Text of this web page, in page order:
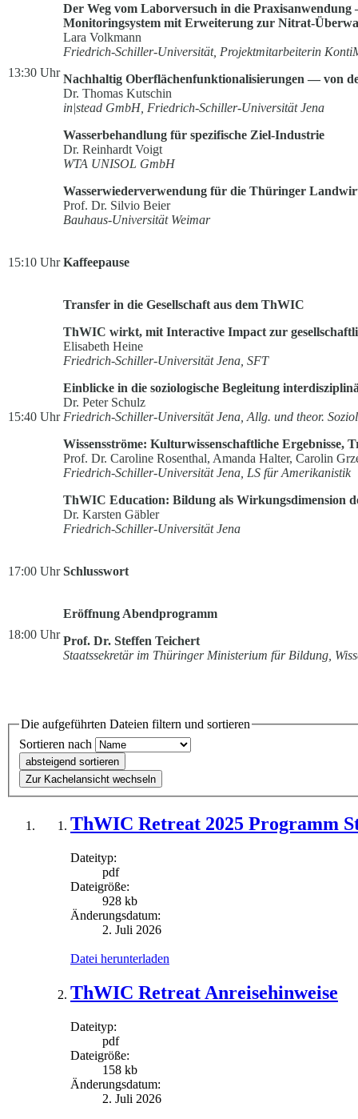
13:30 Uhr
Der Weg vom Laborversuch in die
Monitoringsystem mit Erweiterung zur Nitrat-
Lara Volkmann
Friedrich-Schiller-Universität, Projektmitarbeiterin
Nachhaltig Oberflächenfunktionalisierungen — von
Dr. Thomas Kutschin
in|stead GmbH, Friedrich-Schiller-Universität Jena
Wasserbehandlung für spezifische Ziel-Industrie
Dr. Reinhardt Voigt
WTA UNISOL GmbH
Wasserwiederverwendung für die Thüringer
Prof. Dr. Silvio Beier
Bauhaus-Universität Weimar
15:10 Uhr Kaffeepause
15:40 Uhr
Transfer in die Gesellschaft aus dem ThWIC
ThWIC wirkt, mit Interactive Impact zur
Elisabeth Heine
Friedrich-Schiller-Universität Jena, SFT
Einblicke in die soziologische Begleitung
Dr. Peter Schulz
Friedrich-Schiller-Universität Jena, Allg. und theor.
Wissensströme: Kulturwissenschaftliche Ergebnisse,
Prof. Dr. Caroline Rosenthal, Amanda Halter, Carolin
Friedrich-Schiller-Universität Jena, LS für Amerikanistik
ThWIC Education: Bildung als Wirkungsdimension
Dr. Karsten Gäbler
Friedrich-Schiller-Universität Jena
17:00 Uhr Schlusswort
18:00 Uhr
Eröffnung Abendprogramm
Prof. Dr. Steffen Teichert
Staatssekretär im Thüringer Ministerium für Bildung,
Die aufgeführten Dateien filtern und sortieren
Sortieren nach
absteigend sortieren
Zur Kachelansicht wechseln
ThWIC Retreat 2025 Programm
Dateityp:
pdf
Dateigröße:
928 kb
Änderungsdatum:
2. Juli 2026
Datei herunterladen
ThWIC Retreat Anreisehinweise
Dateityp:
pdf
Dateigröße:
158 kb
Änderungsdatum:
2. Juli 2026